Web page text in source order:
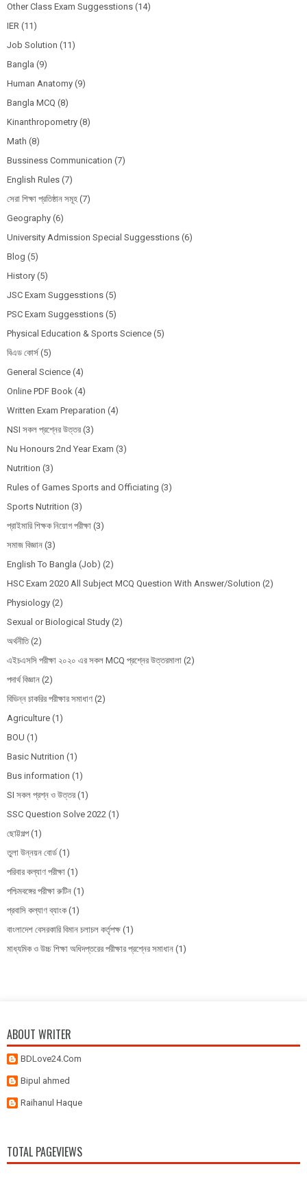
Other Class Exam Suggesstions (14)
IER (11)
Job Solution (11)
Bangla (9)
Human Anatomy (9)
Bangla MCQ (8)
Kinanthropometry (8)
Math (8)
Bussiness Communication (7)
English Rules (7)
সেরা শিক্ষা প্রতিষ্ঠান সমূহ (7)
Geography (6)
University Admission Special Suggesstions (6)
Blog (5)
History (5)
JSC Exam Suggesstions (5)
PSC Exam Suggesstions (5)
Physical Education & Sports Science (5)
বিএড কোর্স (5)
General Science (4)
Online PDF Book (4)
Written Exam Preparation (4)
NSI সকল প্রশ্নের উত্তর (3)
Nu Honours 2nd Year Exam (3)
Nutrition (3)
Rules of Games Sports and Officiating (3)
Sports Nutrition (3)
প্রাইমারি শিক্ষক নিয়োগ পরীক্ষা (3)
সমাজ বিজ্ঞান (3)
English To Bangla (Job) (2)
HSC Exam 2020 All Subject MCQ Question With Answer/Solution (2)
Physiology (2)
Sexual or Biological Study (2)
অর্থনীতি (2)
এইচএসসি পরীক্ষা ২০২০ এর সকল MCQ প্রশ্নের উত্তরমালা (2)
পদার্থ বিজ্ঞান (2)
বিভিন্ন চাকরির পরীক্ষার সমাধাণ (2)
Agriculture (1)
BOU (1)
Basic Nutrition (1)
Bus information (1)
SI সকল প্রশ্ন ও উত্তর (1)
SSC Question Solve 2022 (1)
ছোট্টগল্প (1)
তুলা উন্নয়ন বোর্ড (1)
পরিবার কল্যাণ পরীক্ষা (1)
পশ্চিমবঙ্গের পরীক্ষা রুটিন (1)
প্রবাসি কল্যাণ ব্যাংক (1)
বাংলাদেশ বেসরকারি বিমান চলাচল কর্তৃপক্ষ (1)
মাধ্যমিক ও উচ্চ শিক্ষা অধিদপ্তরের পরীক্ষার প্রশ্নের সমাধান (1)
ABOUT WRITER
BDLove24.Com
Bipul ahmed
Raihanul Haque
TOTAL PAGEVIEWS